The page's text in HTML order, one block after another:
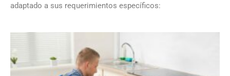
adaptado a sus requerimientos específicos: